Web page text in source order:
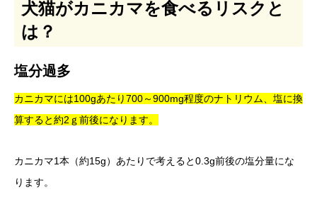
犬猫がカニカマを食べるリスクと
は？
塩分過多
カニカマには100gあたり700～900mg程度のナトリウム、塩に換
算すると約2ｇ前後になります。
カニカマ1本（約15g）あたりで考えると0.3g前後の塩分量にな
ります。